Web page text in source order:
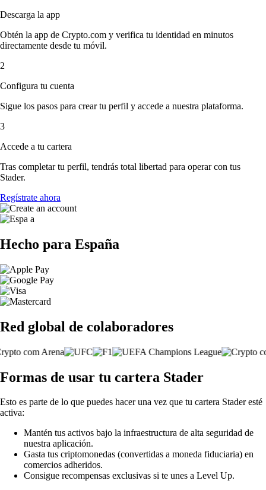
Descarga la app
Obtén la app de Crypto.com y verifica tu identidad en minutos
directamente desde tu móvil.
2
Configura tu cuenta
Sigue los pasos para crear tu perfil y accede a nuestra plataforma.
3
Accede a tu cartera
Tras completar tu perfil, tendrás total libertad para operar con tus
Stader.
Regístrate ahora
Hecho para España
Red global de colaboradores
Formas de usar tu cartera Stader
Esto es parte de lo que puedes hacer una vez que tu cartera Stader esté
activa:
Mantén tus activos bajo la infraestructura de alta seguridad de
nuestra aplicación.
Gasta tus criptomonedas (convertidas a moneda fiduciaria) en
comercios adheridos.
Consigue recompensas exclusivas si te unes a Level Up.